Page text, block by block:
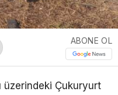
ABONE OL
üzerindeki Çukuryurt